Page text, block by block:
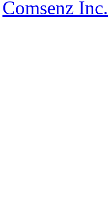
Comsenz Inc.